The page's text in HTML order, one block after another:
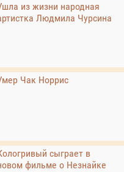
из жизни народная
Людмила Чурсина
Чак Норрис
сыграет в
фильме о Незнайке